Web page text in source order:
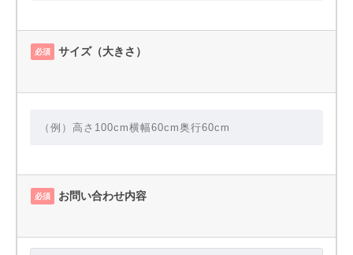
必須 サイズ（大きさ）
必須 お問い合わせ内容